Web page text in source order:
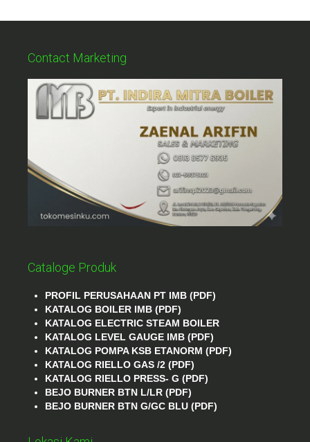
Contact Marketing
Cataloge Produk
PROFIL PERUSAHAAN PT IMB (PDF)
KATALOG BOILER IMB (PDF)
KATALOG ELECTRIC STEAM BOILER
KATALOG LEVEL GAUGE IMB (PDF)
KATALOG POMPA KSB ETANORM (PDF)
KATALOG RIELLO GAS /2 (PDF)
KATALOG RIELLO PRESS- G (PDF)
BEJO BURNER BTN L/LR (PDF)
BEJO BURNER BTN G/GC BLU (PDF)